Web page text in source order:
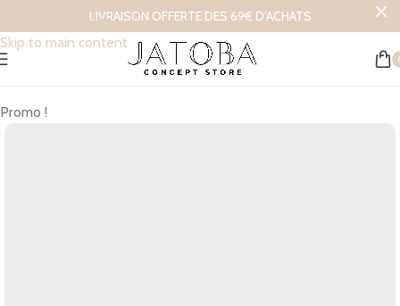
LIVRAISON OFFERTE DES 69€ D’ACHATS
Skip to navigation
Skip to main content
Accueil
Promo !